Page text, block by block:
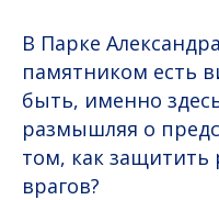
В Парке
памятником есть
быть, именно
размышляя о
том, как
врагов?